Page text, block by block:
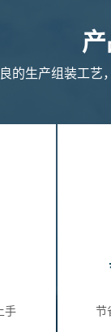
的生产组装工
手 节